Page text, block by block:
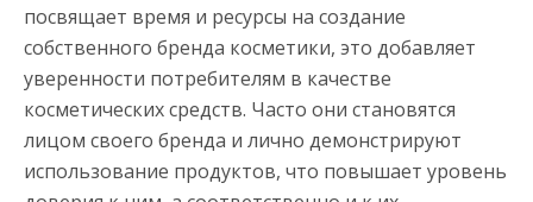
посвящает время и ресурсы на создание
собственного бренда косметики, это добавляет
уверенности потребителям в качестве
косметических средств. Часто они становятся
лицом своего бренда и лично демонстрируют
использование продуктов, что повышает уровень